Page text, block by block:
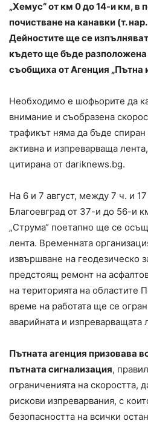
„Хемус“ от км 0 до 14-и км, в
почистване на канавки (т.
Дейностите ще се
където ще бъде
съобщиха от Агенция „Пътна
Необходимо е шофьорите да
внимание и съобразена
трафикът няма да бъде
активна и изпреварваща
цитирана от dariknews.bg.
На 6 и 7 август, между 7 ч. и
Благоевград от 37-и до 56-и
„Струма“ поетапно ще се
лента. Временната
извършване на геодезическо
предстоящ ремонт на
на територията на областите
време на работата ще се
аварийната и изпреварващата
Пътната агенция призовава
пътната сигнализация,
ограниченията на скоростта,
рискови изпреварвания, с
безопасността на всички